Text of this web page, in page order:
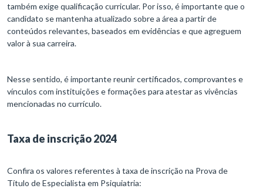
também exige qualificação curricular. Por isso, é importante que o
candidato se mantenha atualizado sobre a área a partir de
conteúdos relevantes, baseados em evidências e que agreguem
valor à sua carreira.
Nesse sentido, é importante reunir certificados, comprovantes e
vínculos com instituições e formações para atestar as vivências
mencionadas no currículo.
Taxa de inscrição 2024
Confira os valores referentes à taxa de inscrição na Prova de
Título de Especialista em Psiquiatria: